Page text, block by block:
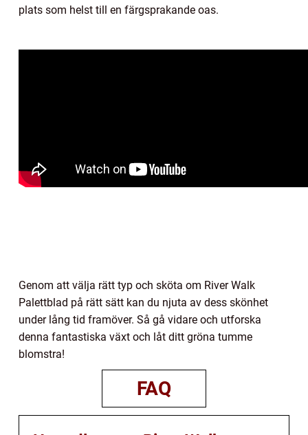
plats som helst till en färgsprakande oas.
Genom att välja rätt typ och sköta om River Walk
Palettblad på rätt sätt kan du njuta av dess skönhet
under lång tid framöver. Så gå vidare och utforska
denna fantastiska växt och låt ditt gröna tumme
blomstra!
FAQ